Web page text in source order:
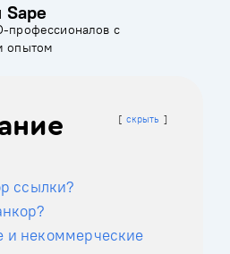
Sape
профессионалов с
опытом
скрыть
ссылки?
и некоммерческие